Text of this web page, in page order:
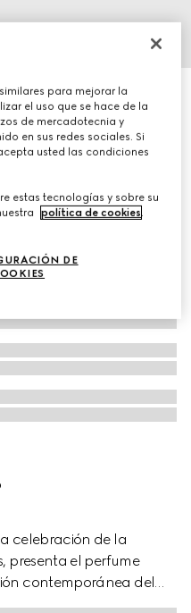
celebración de la
presenta el perfume
contemporánea del
El aroma, que
para mejorar la
el uso que se hace de la
de mercadotecnia y
en sus redes sociales. Si
usted las condiciones
estas tecnologías y sobre su
política de cookies
DE